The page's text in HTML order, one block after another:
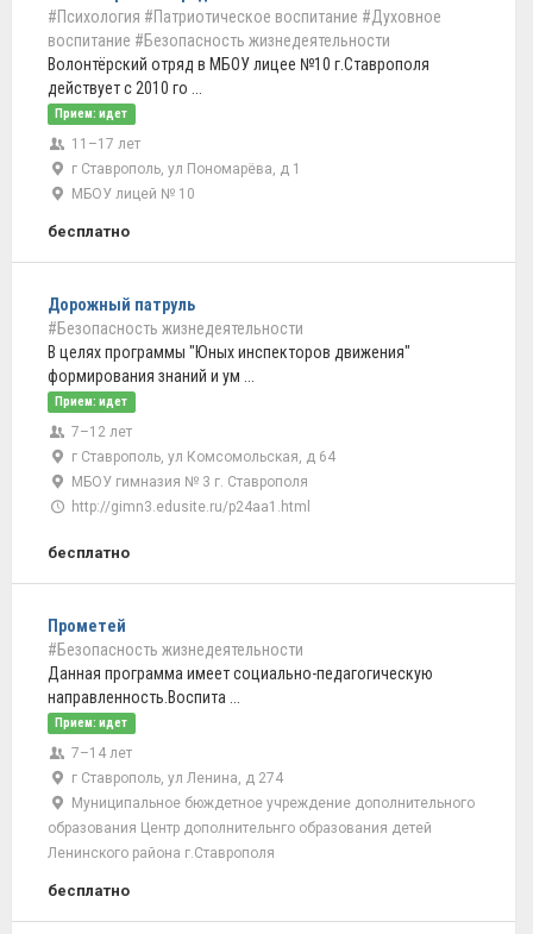
#Психология #Патриотическое воспитание #Духовное
воспитание #Безопасность жизнедеятельности
Волонтёрский отряд в МБОУ лицее №10 г.Ставрополя
действует с 2010 го ...
Прием: идет
11–17 лет
г Ставрополь, ул Пономарёва, д 1
МБОУ лицей № 10
бесплатно
Дорожный патруль
#Безопасность жизнедеятельности
В целях программы "Юных инспекторов движения"
формирования знаний и ум ...
Прием: идет
7–12 лет
г Ставрополь, ул Комсомольская, д 64
МБОУ гимназия № 3 г. Ставрополя
http://gimn3.edusite.ru/p24aa1.html
бесплатно
Прометей
#Безопасность жизнедеятельности
Данная программа имеет социально-педагогическую
направленность.Воспита ...
Прием: идет
7–14 лет
г Ставрополь, ул Ленина, д 274
Муниципальное бюждетное учреждение дополнительного
образования Центр дополнительнго образования детей
Ленинского района г.Ставрополя
бесплатно